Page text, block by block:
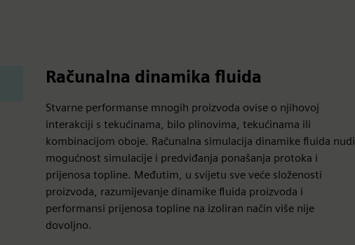
Računalna dinamika fluida
Stvarne performanse mnogih proizvoda ovise o njihovoj
interakciji s tekućinama, bilo plinovima, tekućinama ili
kombinacijom oboje. Računalna simulacija dinamike fluida nudi
mogućnost simulacije i predviđanja ponašanja protoka i
prijenosa topline. Međutim, u svijetu sve veće složenosti
proizvoda, razumijevanje dinamike fluida proizvoda i
performansi prijenosa topline na izoliran način više nije
dovoljno.